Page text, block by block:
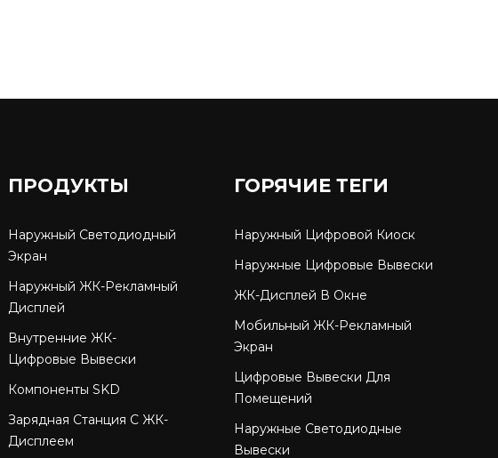
ПРОДУКТЫ
Наружный Светодиодный
Экран
Наружный ЖК-Рекламный
Дисплей
Внутренние ЖК-
Цифровые Вывески
Компоненты SKD
Зарядная Станция С ЖК-
Дисплеем
ГОРЯЧИЕ ТЕГИ
Наружный Цифровой Киоск
Наружные Цифровые Вывески
ЖК-Дисплей В Окне
Мобильный ЖК-Рекламный
Экран
Цифровые Вывески Для
Помещений
Наружные Светодиодные
Вывески